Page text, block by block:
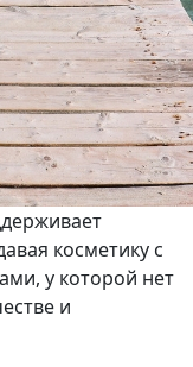
косметику с
у которой нет
и